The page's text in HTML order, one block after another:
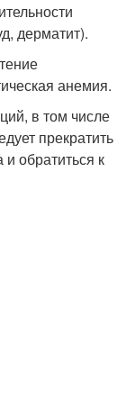
дерматит).
анемия.
в том числе
прекратить
обратиться к